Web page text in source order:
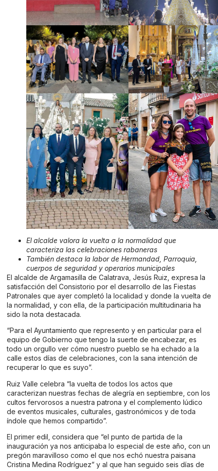
El alcalde valora la vuelta a la normalidad que
caracteriza las celebraciones rabaneras
También destaca la labor de Hermandad, Parroquia,
cuerpos de seguridad y operarios municipales
El alcalde de Argamasilla de Calatrava, Jesús Ruiz, expresa la
satisfacción del Consistorio por el desarrollo de las Fiestas
Patronales que ayer completó la localidad y donde la vuelta de
la normalidad, y con ella, de la participación multitudinaria ha
sido la nota destacada.
“Para el Ayuntamiento que represento y en particular para el
equipo de Gobierno que tengo la suerte de encabezar, es
todo un orgullo ver cómo nuestro pueblo se ha echado a la
calle estos días de celebraciones, con la sana intención de
recuperar lo que es suyo”.
Ruiz Valle celebra “la vuelta de todos los actos que
caracterizan nuestras fechas de alegría en septiembre, con los
cultos fervorosos a nuestra patrona y el complemento lúdico
de eventos musicales, culturales, gastronómicos y de toda
índole que hemos compartido”.
El primer edil, considera que “el punto de partida de la
inauguración ya nos anticipaba lo especial de este año, con un
pregón maravilloso como el que nos echó nuestra paisana
Cristina Medina Rodríguez” y al que han seguido seis días de